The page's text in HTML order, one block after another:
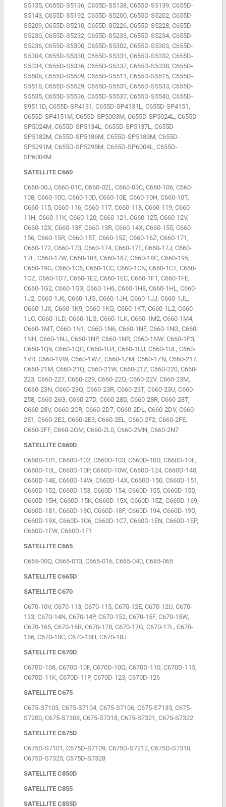
S5135, C655D-S5136, C655D-S5138, C655D-S5139, C655D-
S5143, C655D-S5192, C655D-S5200, C655D-S5202, C655D-
S5209, C655D-S5210, C655D-S5226, C655D-S5228, C655D-
S5230, C655D-S5232, C655D-S5233, C655D-S5234, C655D-
S5236, C655D-S5300, C655D-S5302, C655D-S5303, C655D-
S5304, C655D-S5330, C655D-S5331, C655D-S5332, C655D-
S5334, C655D-S5336, C655D-S5337, C655D-S5338, C655D-
S5508, C655D-S5509, C655D-S5511, C655D-S5515, C655D-
S5518, C655D-S5529, C655D-S5531, C655D-S5533, C655D-
S5535, C655D-S5536, C655D-S5537, C655D-S5540, C655D-
S9511D, C655D-SP4131, C655D-SP4131L, C655D-SP4151,
C655D-SP4151M, C655D-SP5003M, C655D-SP5024L, C655D-
SP5024M, C655D-SP5134L, C655D-SP5137L, C655D-
SP5182M, C655D-SP5186M, C655D-SP5189M, C655D-
SP5291M, C655D-SP5295M, C655D-SP6004L, C655D-
SP6004M
SATELLITE C660
C660-00J, C660-01C, C660-02L, C660-03C, C660-106, C660-
108, C660-10C, C660-10D, C660-10E, C660-10H, C660-10T,
C660-115, C660-116, C660-117, C660-118, C660-119, C660-
11H, C660-11K, C660-120, C660-121, C660-125, C660-12V,
C660-12X, C660-13F, C660-13R, C660-14X, C660-155, C660-
156, C660-15R, C660-15T, C660-15Z, C660-16Z, C660-171,
C660-172, C660-173, C660-174, C660-17E, C660-17J, C660-
17L, C660-17W, C660-184, C660-187, C660-18C, C660-195,
C660-19G, C660-1C6, C660-1CC, C660-1CN, C660-1CT, C660-
1CZ, C660-1D7, C660-1E2, C660-1EC, C660-1F1, C660-1FE,
C660-1G2, C660-1G3, C660-1H6, C660-1H8, C660-1HL, C660-
1J2, C660-1J6, C660-1JG, C660-1JH, C660-1JJ, C660-1JL,
C660-1JX, C660-1K9, C660-1KQ, C660-1KT, C660-1L2, C660-
1LC, C660-1LD, C660-1LG, C660-1LK, C660-1M2, C660-1M4,
C660-1MT, C660-1N1, C660-1N6, C660-1NF, C660-1NG, C660-
1NH, C660-1NJ, C660-1NP, C660-1NR, C660-1NW, C660-1P3,
C660-1Q9, C660-1QC, C660-1U4, C660-1UJ, C660-1UL, C660-
1VR, C660-1VW, C660-1WZ, C660-1ZM, C660-1ZN, C660-217,
C660-21M, C660-21Q, C660-21W, C660-21Z, C660-220, C660-
223, C660-227, C660-229, C660-22Q, C660-22V, C660-23M,
C660-23N, C660-23Q, C660-23R, C660-23T, C660-23U, C660-
258, C660-26G, C660-27D, C660-28D, C660-28R, C660-28T,
C660-28V, C660-2CR, C660-2D7, C660-2DL, C660-2DV, C660-
2E1, C660-2E2, C660-2E3, C660-2EL, C660-2F2, C660-2FE,
C660-2FF, C660-2GM, C660-2L0, C660-2MN, C660-2N7
SATELLITE C660D
C660D-101, C660D-102, C660D-103, C660D-10D, C660D-10F,
C660D-10L, C660D-10P, C660D-10W, C660D-124, C660D-140,
C660D-14E, C660D-14W, C660D-14X, C660D-150, C660D-151,
C660D-152, C660D-153, C660D-154, C660D-155, C660D-15D,
C660D-15H, C660D-15K, C660D-15X, C660D-15Z, C660D-169,
C660D-181, C660D-18C, C660D-18F, C660D-194, C660D-19D,
C660D-19X, C660D-1C6, C660D-1C7, C660D-1EN, C660D-1EP,
C660D-1EW, C660D-1F1
SATELLITE C665
C665-00Q, C665-013, C665-016, C665-040, C665-065
SATELLITE C665D
SATELLITE C670
C670-10V, C670-113, C670-115, C670-12E, C670-12U, C670-
133, C670-14N, C670-14P, C670-152, C670-15F, C670-15W,
C670-165, C670-16R, C670-178, C670-17G, C670-17L, C670-
186, C670-18C, C670-18H, C670-18J
SATELLITE C670D
C670D-108, C670D-10F, C670D-10Q, C670D-110, C670D-115,
C670D-11K, C670D-11P, C670D-123, C670D-126
SATELLITE C675
C675-S7103, C675-S7104, C675-S7106, C675-S7133, C675-
S7200, C675-S7308, C675-S7318, C675-S7321, C675-S7322
SATELLITE C675D
C675D-S7101, C675D-S7109, C675D-S7212, C675D-S7310,
C675D-S7325, C675D-S7328
SATELLITE C850D
SATELLITE C855
SATELLITE C855D